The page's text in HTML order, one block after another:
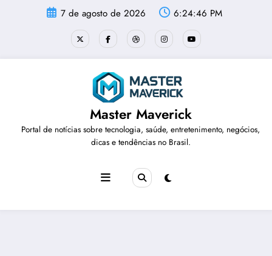
7 de agosto de 2026 6:24:47 PM
Master Maverick
Portal de notícias sobre tecnologia, saúde, entretenimento, negócios,
dicas e tendências no Brasil.